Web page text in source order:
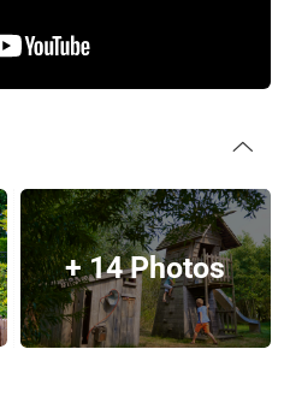
+ 14 Photos